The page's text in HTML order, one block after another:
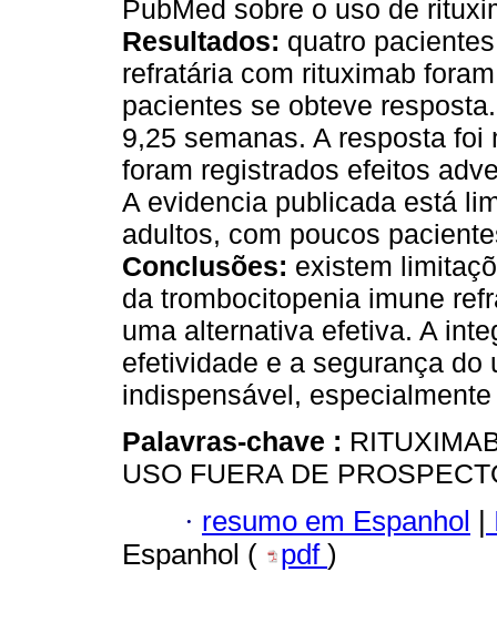
PubMed sobre o uso de
Resultados: quatro
refratária com rituximab
pacientes se obteve
9,25 semanas. A resposta
foram registrados efeitos
A evidencia publicada está
adultos, com poucos
Conclusões: existem
da trombocitopenia imune
uma alternativa efetiva. A
efetividade e a segurança
indispensável,
Palavras-chave :
USO FUERA DE
· resumo em Espanhol |
Espanhol (
pdf )